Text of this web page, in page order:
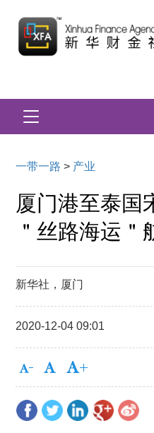
一带一路 > 产业
厦门港至泰国
＂丝路海运＂
新华社，厦门
2020-12-04 09:01